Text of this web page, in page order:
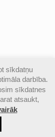
sīkdatņu
darbība.
sīkdatnes
atsaukt,